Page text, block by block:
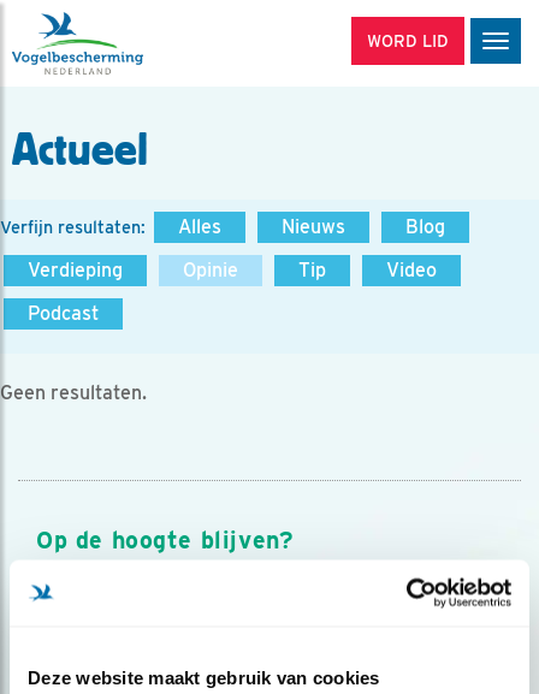
Deze website maakt gebruik van cookies
WORD LID
Actueel
Verfijn resultaten: Alles Nieuws
Blog
Verdieping
Opinie Tip
Video
Podcast
Geen resultaten.
Op de hoogte blijven?
Meld je aan en ontvang nieuws, inspiratie, acties en tips
over vogels en activiteiten van Vogelbescherming.